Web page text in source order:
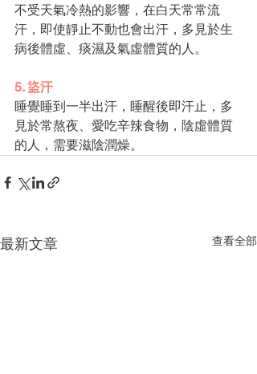
不受天氣冷熱的影響，在白天常常流
汗，即使靜止不動也會出汗，多見於生
病後體虛、痰濕及氣虛體質的人。
5. 盜汗
睡覺睡到一半出汗，睡醒後即汗止，多
見於常熬夜、愛吃辛辣食物，陰虛體質
的人，需要滋陰潤燥。
最新文章 查看全部